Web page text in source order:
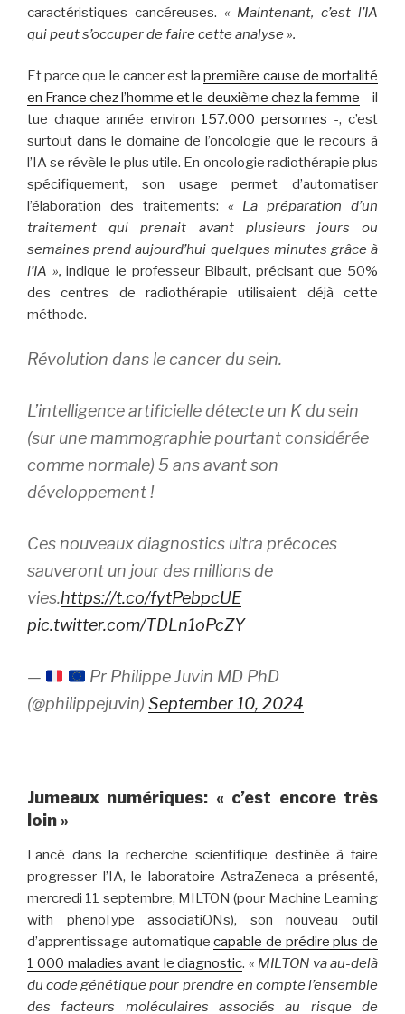
caractéristiques cancéreuses. « Maintenant, c’est l’IA
qui peut s’occuper de faire cette analyse ».
Et parce que le cancer est lapremière cause de mortalité
en France chez l’homme et le deuxième chez la femme – il
tue chaque année environ 157.000 personnes -, c’est
surtout dans le domaine de l’oncologie que le recours à
l’IA se révèle le plus utile. En oncologie radiothérapie plus
spécifiquement, son usage permet d’automatiser
l’élaboration des traitements: « La préparation d’un
traitement qui prenait avant plusieurs jours ou
semaines prend aujourd’hui quelques minutes grâce à
l’IA »,indique le professeur Bibault, précisant que 50%
des centres de radiothérapie utilisaient déjà cette
méthode.
Révolution dans le cancer du sein.
L’intelligence artificielle détecte un K du sein
(sur une mammographie pourtant considérée
comme normale) 5 ans avant son
développement !
Ces nouveaux diagnostics ultra précoces
sauveront un jour des millions de
vies.https://t.co/fytPebpcUE
pic.twitter.com/TDLn1oPcZY
—
Pr Philippe Juvin MD PhD
(@philippejuvin) September 10, 2024
Jumeaux numériques: « c’est encore très
loin »
Lancé dans la recherche scientifique destinée à faire
progresser l’IA, le laboratoire AstraZeneca a présenté,
mercredi 11 septembre, MILTON (pour Machine Learning
with phenoType associatiONs), son nouveau outil
d’apprentissage automatiquecapable de prédire plus de
1 000 maladies avant le diagnostic. « MILTON va au-delà
du code génétique pour prendre en compte l’ensemble
des facteurs moléculaires associés au risque de